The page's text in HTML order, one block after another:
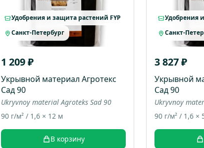
Удобрения и защита растений FYP
Санкт-Петербург
1 209 ₽
Укрывной материал Агротекс
Сад 90
Ukryvnoy material Agroteks Sad 90
90 г/м² / 1,6 × 12 м
В корзину
Удобрения
Санкт-
3 827 ₽
Укрывной
Сад 90
Ukryvnoy
90 г/м² / 1,6 ×